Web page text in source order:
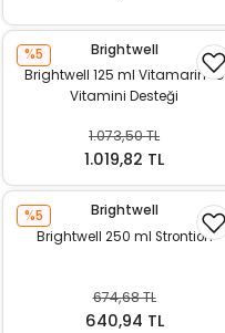
%5
Brightwell
Brightwell 125 ml Vitamarin-C
Vitamini Desteği
1.073,50 TL
1.019,82 TL
%5
Brightwell
Brightwell 250 ml Strontion
674,68 TL
640,94 TL